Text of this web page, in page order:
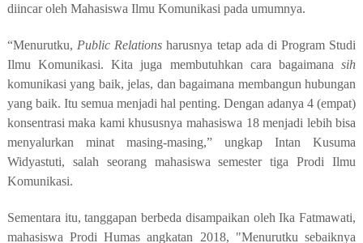
diincar oleh Mahasiswa Ilmu Komunikasi pada umumnya.
“Menurutku, Public Relations harusnya tetap ada di Program Studi
Ilmu Komunikasi. Kita juga membutuhkan cara bagaimanasih
komunikasi yang baik, jelas, dan bagaimana membangun hubungan
yang baik. Itu semua menjadi hal penting. Dengan adanya 4 (empat)
konsentrasi maka kami khususnya mahasiswa 18 menjadi lebih bisa
menyalurkan minat masing-masing,” ungkap Intan Kusuma
Widyastuti, salah seorang mahasiswa semester tiga Prodi Ilmu
Komunikasi.
Sementara itu, tanggapan berbeda disampaikan oleh Ika Fatmawati,
mahasiswa Prodi Humas angkatan 2018, "Menurutku sebaiknya